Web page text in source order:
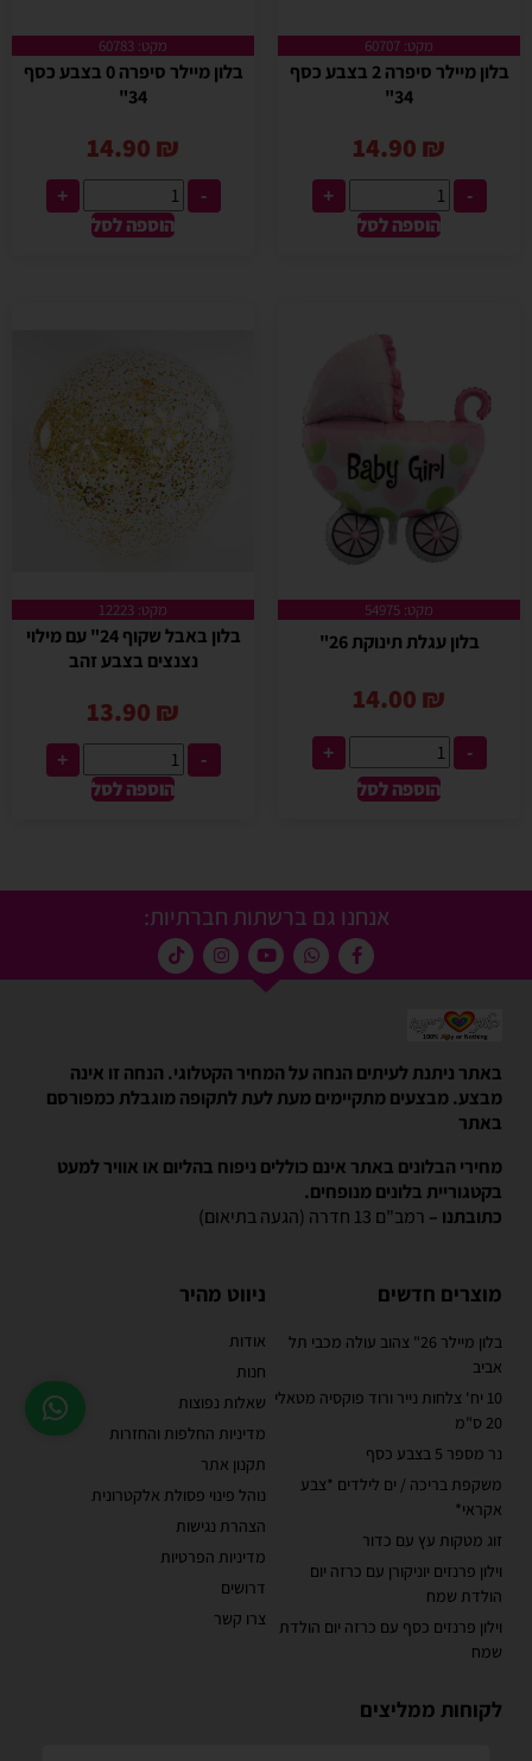
מקט: 60707
בלון מיילר סיפרה 2 בצבע כסף
34"
14.90 ₪
-
+
הוספה לסל
מקט: 60783
בלון מיילר סיפרה 0 בצבע כסף
34"
14.90 ₪
-
+
הוספה לסל
מקט: 54975
בלון עגלת תינוקת 26"
14.00 ₪
-
+
הוספה לסל
מקט: 12223
בלון באבל שקוף 24" עם מילוי
נצנצים בצבע זהב
13.90 ₪
-
+
הוספה לסל
אנחנו גם ברשתות חברתיות:
באתר ניתנת לעיתים הנחה על המחיר הקטלוגי. הנחה זו אינה
מבצע. מבצעים מתקיימים מעת לעת לתקופה מוגבלת כמפורסם
באתר
מחירי הבלונים באתר אינם כוללים ניפוח בהליום או אוויר למעט
בקטגוריית בלונים מנופחים.
כתובתנו – רמב"ם 13 חדרה (הגעה בתיאום)
מוצרים חדשים
בלון מיילר 26" צהוב עולה מכבי תל
אביב
10 יח' צלחות נייר ורוד פוקסיה מטאלי
20 ס"מ
נר מספר 5 בצבע כסף
משקפת בריכה / ים לילדים *צבע
אקראי*
זוג מטקות עץ עם כדור
וילון פרנזים יוניקורן עם כרזה יום
הולדת שמח
וילון פרנזים כסף עם כרזה יום הולדת
שמח
ניווט מהיר
אודות
חנות
שאלות נפוצות
מדיניות החלפות והחזרות
תקנון אתר
נוהל פינוי פסולת אלקטרונית
הצהרת נגישות
מדיניות הפרטיות
דרושים
צרו קשר
לקוחות ממליצים